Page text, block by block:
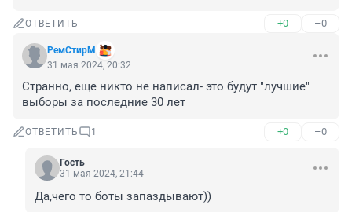
ОТВЕТИТЬ +0 –0
РемСтирМ
31 мая 2024, 20:32
Странно, еще никто не написал- это будут "лучшие"
выборы за последние 30 лет
ОТВЕТИТЬ 1 +0 –0
Гость
31 мая 2024, 21:44
Да,чего то боты запаздывают))